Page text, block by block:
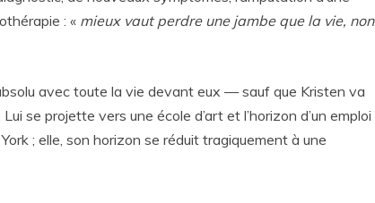
: « mieux vaut perdre une jambe que la vie, non
avec toute la vie devant eux — sauf que Kristen va
se projette vers une école d’art et l’horizon d’un emploi
; elle, son horizon se réduit tragiquement à une